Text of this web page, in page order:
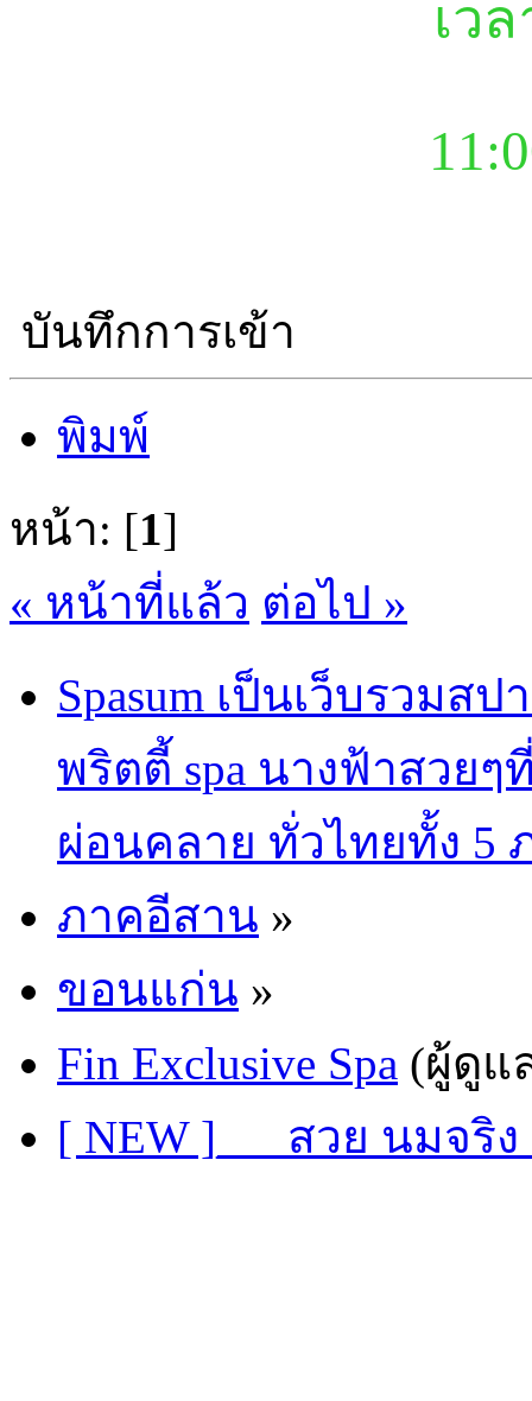
เว
บันทึกการเข้า
พิมพ์
หน้า: [1]
« หน้าที่แล้ว ต่อไป »
Spasum เป็นเว็บรวม
พริตตี้ spa นางฟ้าสวย
ผ่อนคลาย ทั่วไทยทั้ง 5
ภาคอีสาน »
ขอนแก่น »
Fin Exclusive Spa (ผู้ดูแ
[ NEW ]___สวย นมจ